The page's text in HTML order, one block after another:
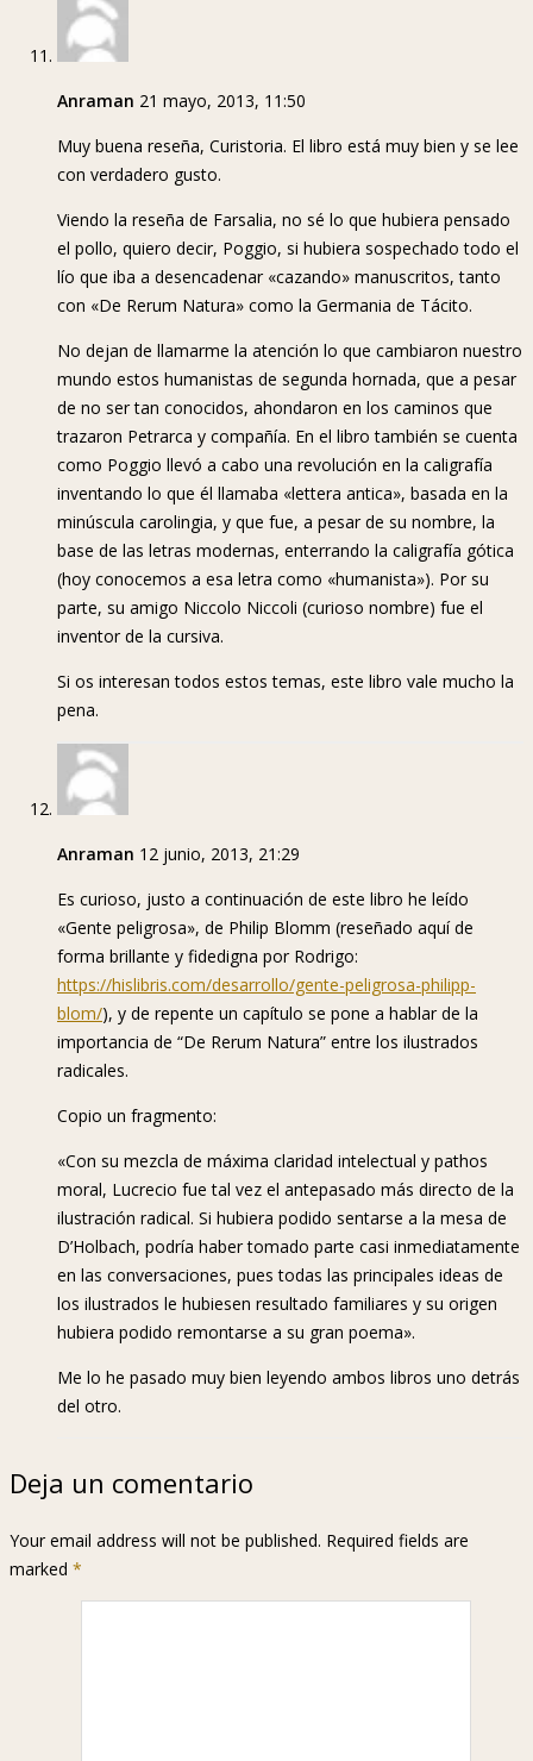
Anraman 21 mayo, 2013, 11:50
Muy buena reseña, Curistoria. El libro está muy bien y se lee
con verdadero gusto.
Viendo la reseña de Farsalia, no sé lo que hubiera pensado
el pollo, quiero decir, Poggio, si hubiera sospechado todo el
lío que iba a desencadenar «cazando» manuscritos, tanto
con «De Rerum Natura» como la Germania de Tácito.
No dejan de llamarme la atención lo que cambiaron nuestro
mundo estos humanistas de segunda hornada, que a pesar
de no ser tan conocidos, ahondaron en los caminos que
trazaron Petrarca y compañía. En el libro también se cuenta
como Poggio llevó a cabo una revolución en la caligrafía
inventando lo que él llamaba «lettera antica», basada en la
minúscula carolingia, y que fue, a pesar de su nombre, la
base de las letras modernas, enterrando la caligrafía gótica
(hoy conocemos a esa letra como «humanista»). Por su
parte, su amigo Niccolo Niccoli (curioso nombre) fue el
inventor de la cursiva.
Si os interesan todos estos temas, este libro vale mucho la
pena.
Anraman 12 junio, 2013, 21:29
Es curioso, justo a continuación de este libro he leído
«Gente peligrosa», de Philip Blomm (reseñado aquí de
forma brillante y fidedigna por Rodrigo:
https://hislibris.com/desarrollo/gente-peligrosa-philipp-
blom/), y de repente un capítulo se pone a hablar de la
importancia de “De Rerum Natura” entre los ilustrados
radicales.
Copio un fragmento:
«Con su mezcla de máxima claridad intelectual y pathos
moral, Lucrecio fue tal vez el antepasado más directo de la
ilustración radical. Si hubiera podido sentarse a la mesa de
D’Holbach, podría haber tomado parte casi inmediatamente
en las conversaciones, pues todas las principales ideas de
los ilustrados le hubiesen resultado familiares y su origen
hubiera podido remontarse a su gran poema».
Me lo he pasado muy bien leyendo ambos libros uno detrás
del otro.
Deja un comentario
Your email address will not be published. Required fields are
marked *